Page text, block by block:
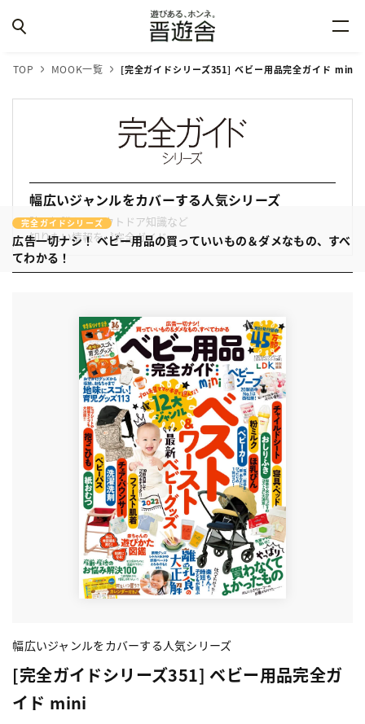
TOP MOOK一覧 [完全ガイドシリーズ351] ベビー用品完全ガイド mini
幅広いジャンルをカバーする人気シリーズ
防災知識からアウトドア知識など
知りたい情報を〝完全ガイド〟
完全ガイドシリーズ
広告一切ナシ！ベビー用品の買っていいもの＆ダメなもの、すべ
てわかる！
幅広いジャンルをカバーする人気シリーズ
[完全ガイドシリーズ351] ベビー用品完全ガ
イド mini